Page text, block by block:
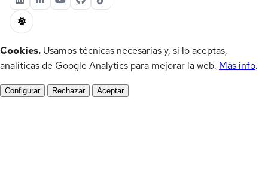
Cookies. Usamos técnicas necesarias y, si lo aceptas,
analíticas de Google Analytics para mejorar la web. Más info.
Configurar Rechazar Aceptar